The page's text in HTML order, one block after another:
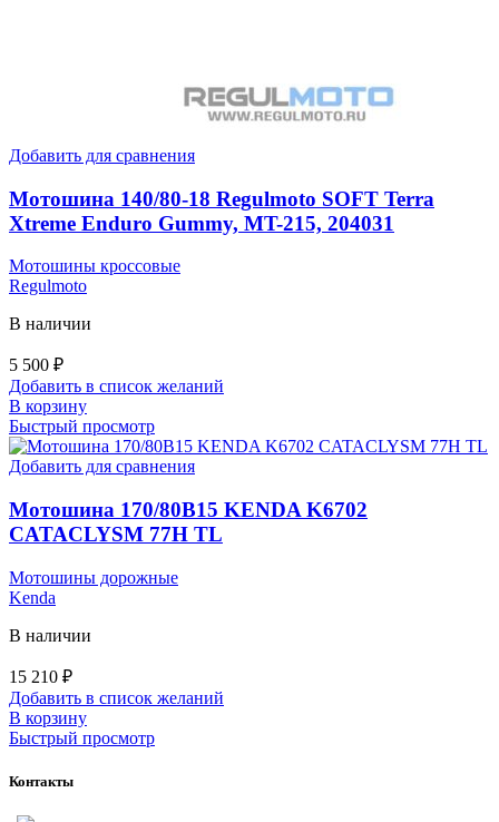
Добавить для сравнения
Мотошина 140/80-18 Regulmoto SOFT Terra
Xtreme Enduro Gummy, MT-215, 204031
Мотошины кроссовые
Regulmoto
В наличии
5 500 ₽
Добавить в список желаний
В корзину
Быстрый просмотр
Добавить для сравнения
Мотошина 170/80B15 KENDA K6702
CATACLYSM 77H TL
Мотошины дорожные
Kenda
В наличии
15 210 ₽
Добавить в список желаний
В корзину
Быстрый просмотр
Контакты